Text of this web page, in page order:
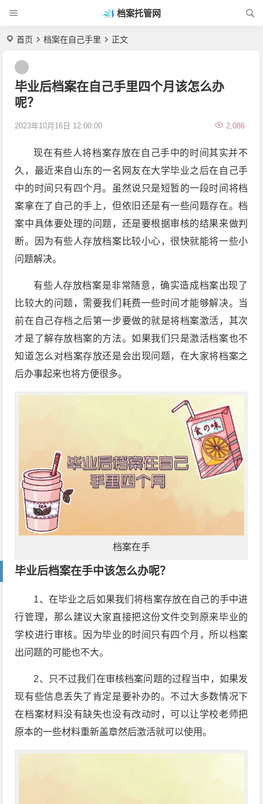
档案托管网
首页 档案在自己手里 正文
毕业后档案在自己手里四个月该怎么办
呢？
2023年10月16日 12:00:00 2,086
现在有些人将档案存放在自己手中的时间其实并不
久，最近来自山东的一名网友在大学毕业之后在自己手
中的时间只有四个月。虽然说只是短暂的一段时间将档
案拿在了自己的手上，但依旧还是有一些问题存在。档
案中具体要处理的问题，还是要根据审核的结果来做判
断。因为有些人存放档案比较小心，很快就能将一些小
问题解决。
有些人存放档案是非常随意，确实造成档案出现了
比较大的问题，需要我们耗费一些时间才能够解决。当
前在自己存档之后第一步要做的就是将档案激活，其次
才是了解存放档案的方法。如果我们只是激活档案也不
知道怎么对档案存放还是会出现问题，在大家将档案之
后办事起来也将方便很多。
档案在手
毕业后档案在手中该怎么办呢？
1、在毕业之后如果我们将档案存放在自己的手中进
行管理，那么建议大家直接把这份文件交到原来毕业的
学校进行审核。因为毕业的时间只有四个月，所以档案
出问题的可能也不大。
2、只不过我们在审核档案问题的过程当中，如果发
现有些信息丢失了肯定是要补办的。不过大多数情况下
在档案材料没有缺失也没有改动时，可以让学校老师把
原本的一些材料重新盖章然后激活就可以使用。